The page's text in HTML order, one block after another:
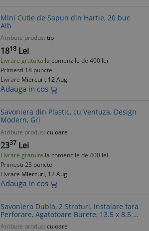
Mini Cutie de Sapun din Hartie, 20 buc
Alb
Atribute produs: tip
1818 Lei
Livrare gratuita la comenzile de 400 lei
Primesti 18 puncte
Livrare Miercuri, 12 Aug
Adauga in cos
Savoniera din Plastic, cu Ventuza, Design
Modern, Gri
Atribute produs: culoare
2337 Lei
Livrare gratuita la comenzile de 400 lei
Primesti 23 puncte
Livrare Miercuri, 12 Aug
Adauga in cos
Savoniera Dubla, 2 Straturi, Instalare fara
Perforare, Agatatoare Burete, 13.5 x 8.5 x
6 cm, Gri
Atribute produs: culoare